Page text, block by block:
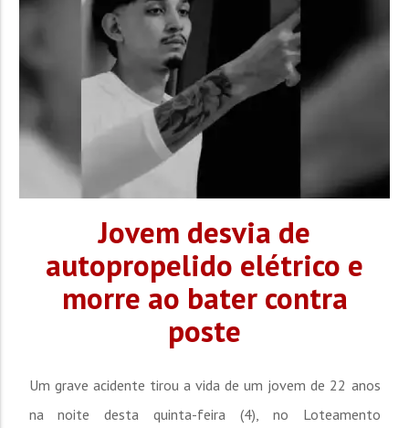
Jovem desvia de
autopropelido elétrico e
morre ao bater contra
poste
Um grave acidente tirou a vida de um jovem de 22 anos
na noite desta quinta-feira (4), no Loteamento